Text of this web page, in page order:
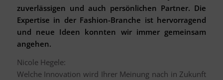
zuverlässigen und auch persönlichen Partner. Die
Expertise in der Fashion-Branche ist hervorragend
und neue Ideen konnten wir immer gemeinsam
angehen.
Nicole Hegele:
Welche Innovation wird Ihrer Meinung nach in Zukunft